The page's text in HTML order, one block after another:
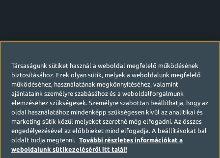
Társaságunk sütiket használ a weboldal megfelelő működésének
biztosításához. Ezek olyan sütik, melyek a weboldalunk megfelelő
működéséhez, használatának megkönnyítéséhez, valamint
ajánlataink személyre szabásához és a weboldalforgalmunk
elemzéséhez szükségesek. Személyre szabottan beállíthatja, hogy az
oldal használatához mindenképp szükségesen kívül az analitikai és
marketing sütik közül melyeket szeretné még elfogadni. Az összes
engedélyezésével az előbbieket mind elfogadja. A beállításokat bal
oldalt tudja megtenni.
További részletes információkat a
weboldalunk sütikezeléséről itt talál!